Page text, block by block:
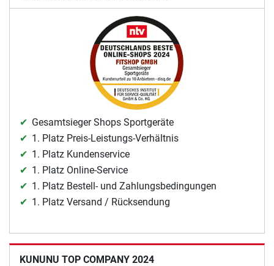
Gesamtsieger Shops Sportgeräte
1. Platz Preis-Leistungs-Verhältnis
1. Platz Kundenservice
1. Platz Online-Service
1. Platz Bestell- und Zahlungsbedingungen
1. Platz Versand / Rücksendung
KUNUNU TOP COMPANY 2024